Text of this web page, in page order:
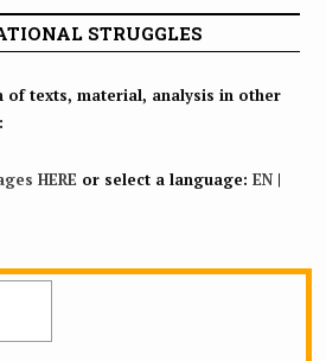
STRUGGLES
of texts, material, analysis in other
HEREor select a language: EN|